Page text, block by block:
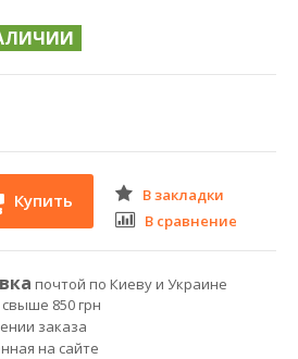
Купить
В закладки
В сравнение
почтой по Киеву и Украине
850 грн
заказа
на сайте